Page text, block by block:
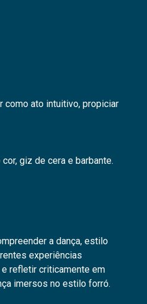
como ato intuitivo, propiciar
giz de cera e barbante.
a dança, estilo
experiências
refletir criticamente em
imersos no estilo forró.